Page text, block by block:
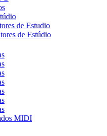
de Estudio
de Estúdio
MIDI